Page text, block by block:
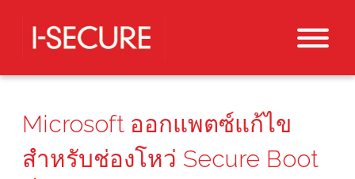
Microsoft ออกแพตซ์แก้ไข
สำหรับช่องโหว่ Secure Boot